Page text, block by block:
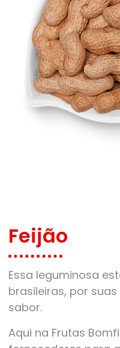
Feijão
Essa leguminosa
brasileiras, por
sabor.
Aqui na Frutas